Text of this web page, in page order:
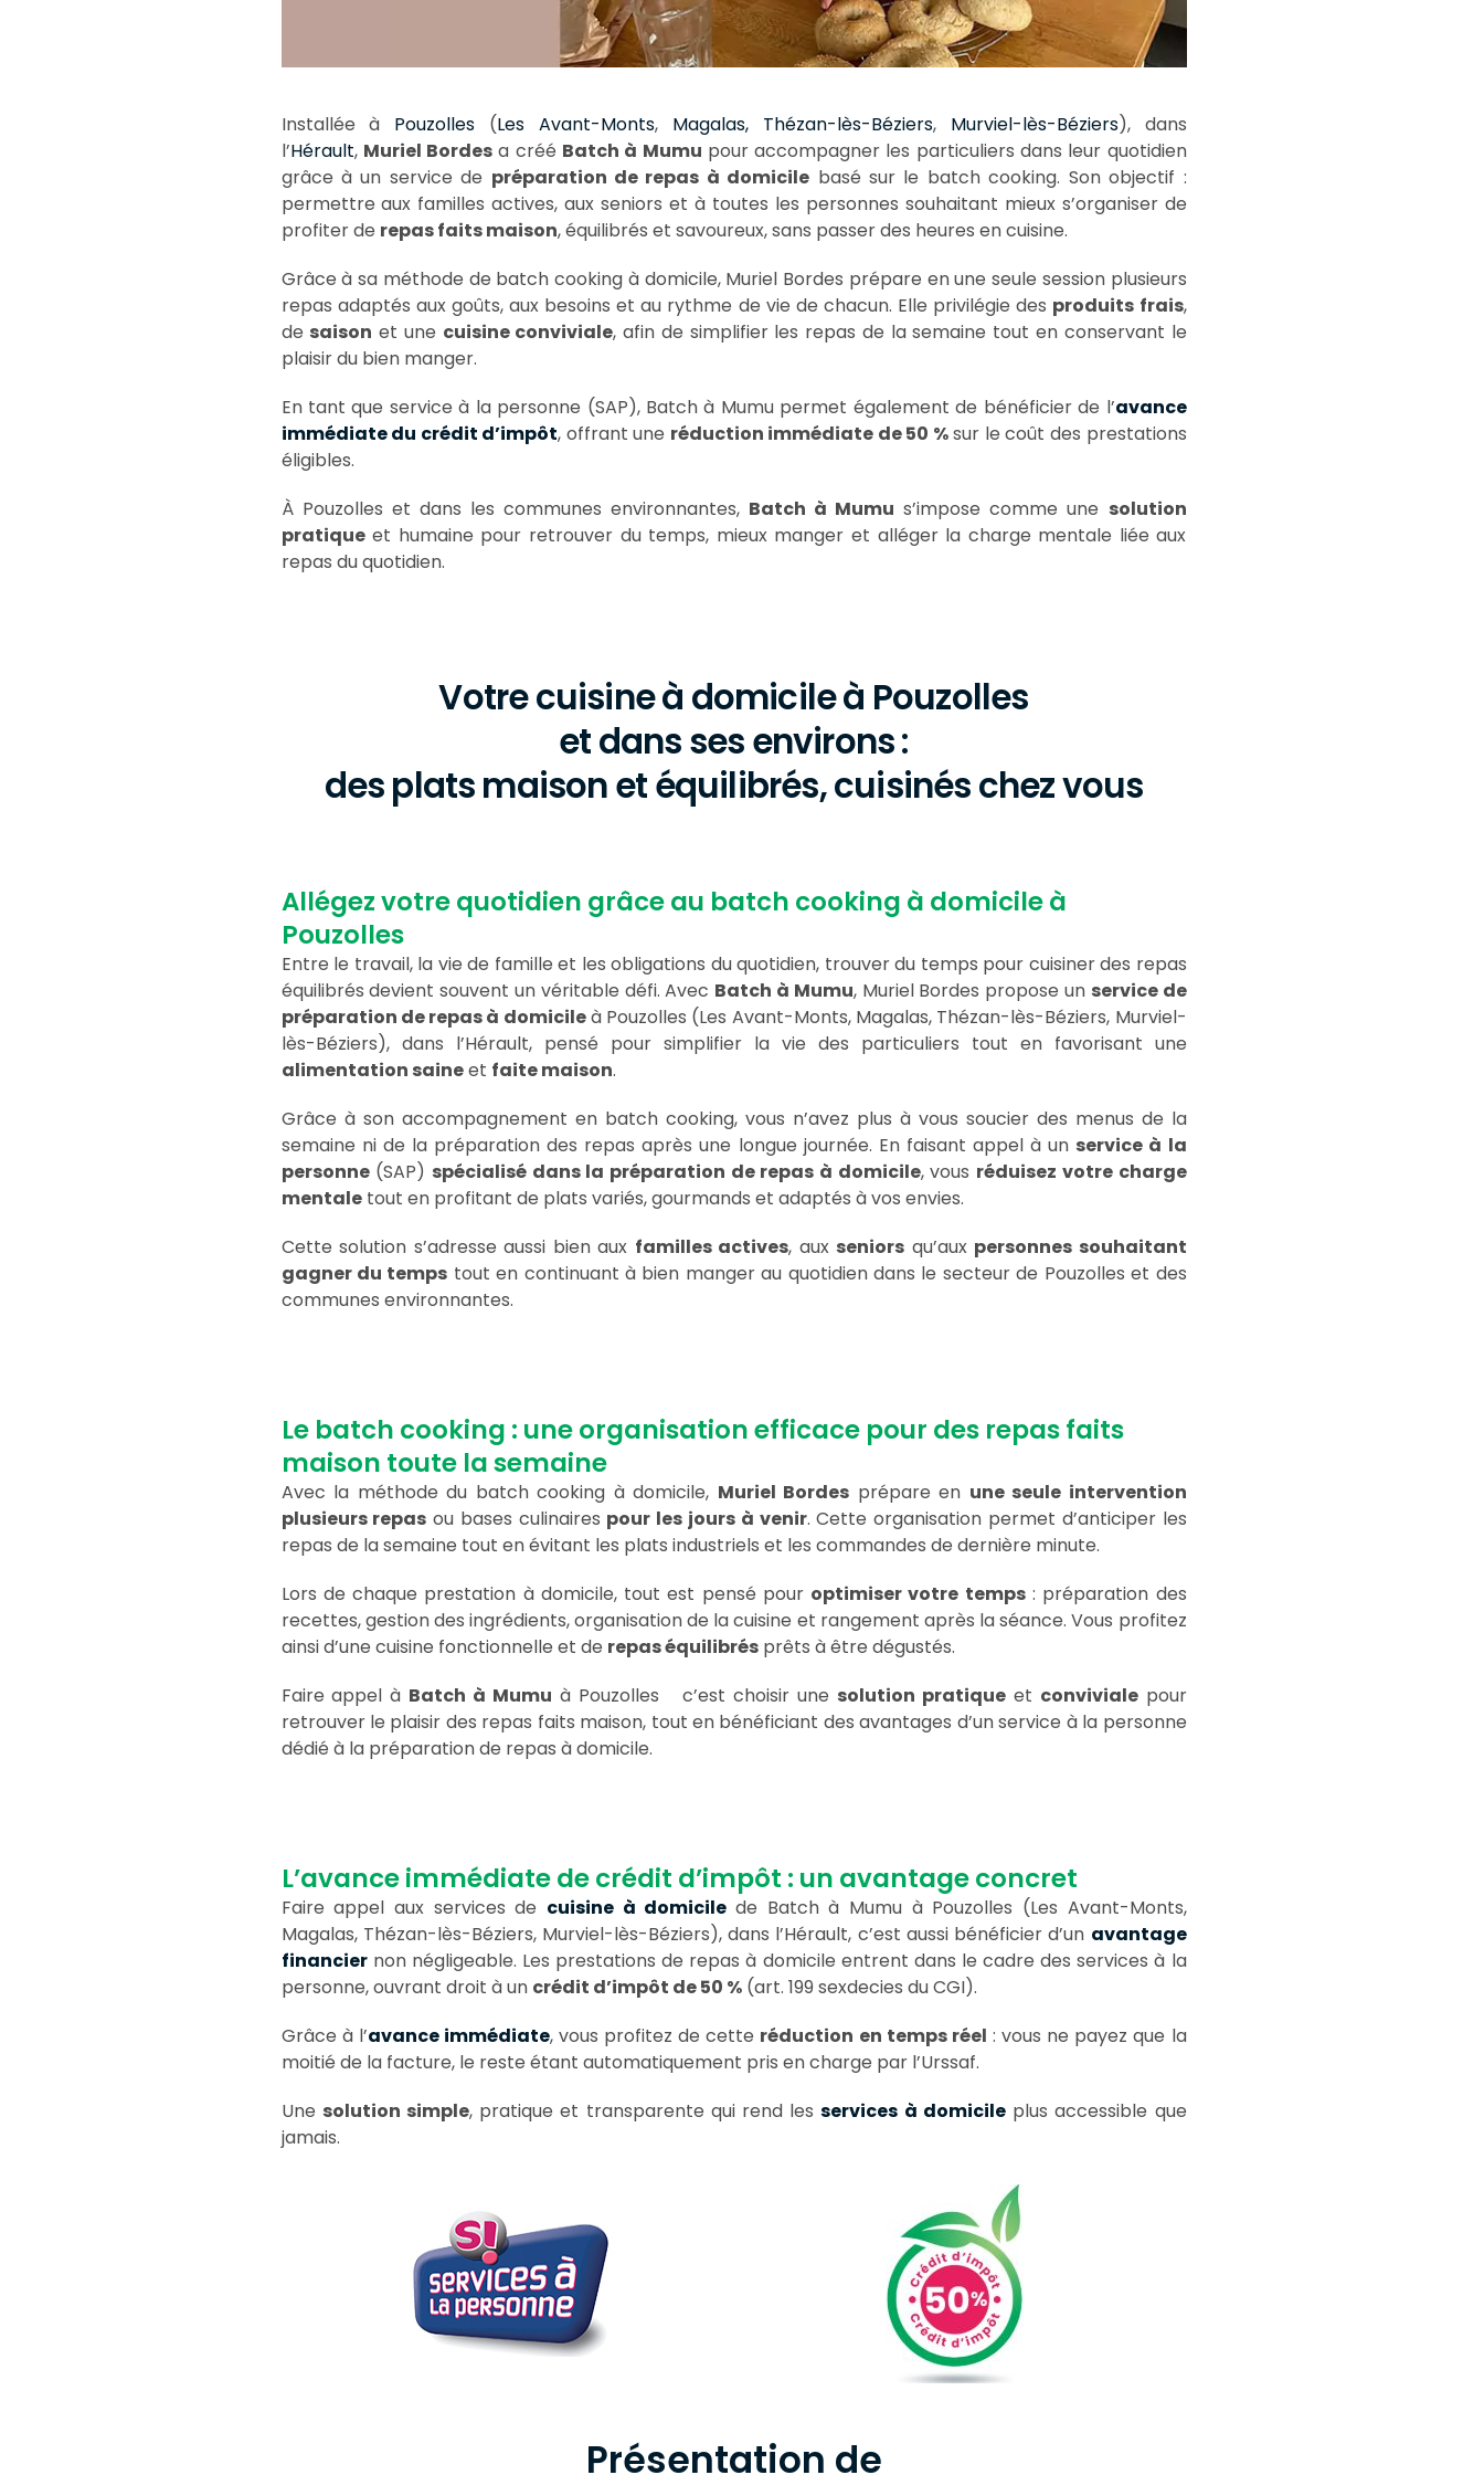
Installée à Pouzolles (Les Avant-Monts, Magalas, Thézan-lès-Béziers, Murviel-lès-Béziers), dans
l’Hérault, Muriel Bordes a créé Batch à Mumu pour accompagner les particuliers dans leur quotidien
grâce à un service de préparation de repas à domicile basé sur le batch cooking. Son objectif :
permettre aux familles actives, aux seniors et à toutes les personnes souhaitant mieux s’organiser de
profiter de repas faits maison, équilibrés et savoureux, sans passer des heures en cuisine.
Grâce à sa méthode de batch cooking à domicile, Muriel Bordes prépare en une seule session plusieurs
repas adaptés aux goûts, aux besoins et au rythme de vie de chacun. Elle privilégie des produits frais,
de saison et une cuisine conviviale, afin de simplifier les repas de la semaine tout en conservant le
plaisir du bien manger.
En tant que service à la personne (SAP), Batch à Mumu permet également de bénéficier de l’avance
immédiate du crédit d’impôt, offrant une réduction immédiate de 50 %sur le coût des prestations
éligibles.
À Pouzolles et dans les communes environnantes, Batch à Mumu s’impose comme une solution
pratiqueet humaine pour retrouver du temps, mieux manger et alléger la charge mentale liée aux
repas du quotidien.
Votre cuisine à domicile à Pouzolles
et dans ses environs :
des plats maison et équilibrés, cuisinés chez vous
Allégez votre quotidien grâce au batch cooking à domicile à
Pouzolles
Entre le travail, la vie de famille et les obligations du quotidien, trouver du temps pour cuisiner des repas
équilibrés devient souvent un véritable défi. Avec Batch à Mumu, Muriel Bordes propose un service de
préparation de repas à domicileà Pouzolles (Les Avant-Monts, Magalas, Thézan-lès-Béziers, Murviel-
lès-Béziers), dans l’Hérault, pensé pour simplifier la vie des particuliers tout en favorisant une
alimentation saineet faite maison.
Grâce à son accompagnement en batch cooking, vous n’avez plus à vous soucier des menus de la
semaine ni de la préparation des repas après une longue journée. En faisant appel à un service à la
personne(SAP) spécialisé dans la préparation de repas à domicile, vous réduisez votre charge
mentaletout en profitant de plats variés, gourmands et adaptés à vos envies.
Cette solution s’adresse aussi bien aux familles actives, aux seniors qu’aux personnes souhaitant
gagner du temps tout en continuant à bien manger au quotidien dans le secteur de Pouzolles et des
communes environnantes.
Le batch cooking : une organisation efficace pour des repas faits
maison toute la semaine
Avec la méthode du batch cooking à domicile, Muriel Bordes prépare en une seule intervention
plusieurs repas ou bases culinaires pour les jours à venir. Cette organisation permet d’anticiper les
repas de la semaine tout en évitant les plats industriels et les commandes de dernière minute.
Lors de chaque prestation à domicile, tout est pensé pour optimiser votre temps: préparation des
recettes, gestion des ingrédients, organisation de la cuisine et rangement après la séance. Vous profitez
ainsi d’une cuisine fonctionnelle et de repas équilibrésprêts à être dégustés.
Faire appel à Batch à Mumu à Pouzolles c’est choisir une solution pratiqueet convivialepour
retrouver le plaisir des repas faits maison, tout en bénéficiant des avantages d’un service à la personne
dédié à la préparation de repas à domicile.
L’avance immédiate de crédit d’impôt : un avantage concret
Faire appel aux services de cuisine à domicile de Batch à Mumu à Pouzolles (Les Avant-Monts,
Magalas, Thézan-lès-Béziers, Murviel-lès-Béziers), dans l’Hérault, c’est aussi bénéficier d’un avantage
financiernon négligeable. Les prestations de repas à domicile entrent dans le cadre des services à la
personne, ouvrant droit à un crédit d’impôt de 50 %(art. 199 sexdecies du CGI).
Grâce à l’avance immédiate, vous profitez de cette réduction en temps réel : vous ne payez que la
moitié de la facture, le reste étant automatiquement pris en charge par l’Urssaf.
Une solution simple, pratique et transparente qui rend lesservices à domicileplus accessible que
jamais.
Présentation de